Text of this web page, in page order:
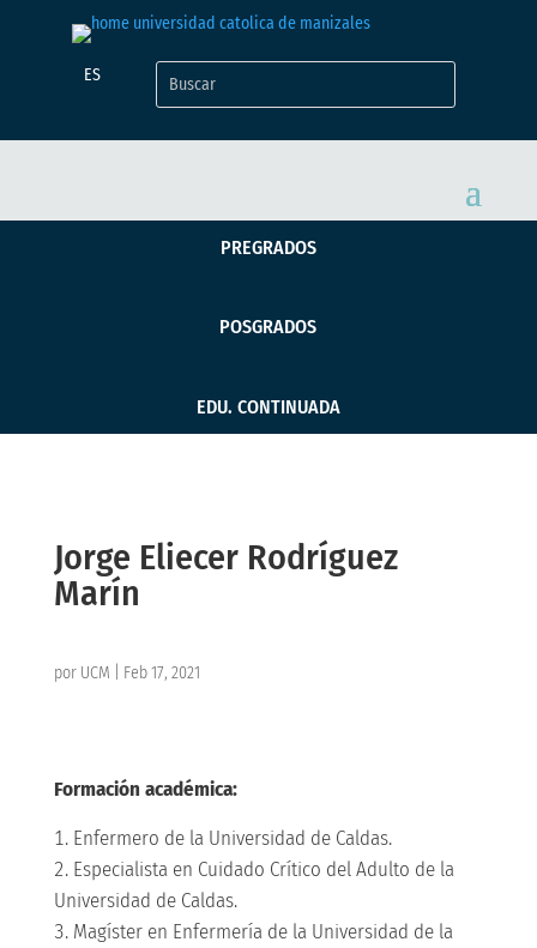
ES
PREGRADOS
POSGRADOS
EDU. CONTINUADA
Jorge Eliecer Rodríguez
Marín
por UCM Feb 17, 2021
Formación académica:
Enfermero de la Universidad de Caldas.
Especialista en Cuidado Crítico del Adulto de la
Universidad de Caldas.
Magíster en Enfermería de la Universidad de la